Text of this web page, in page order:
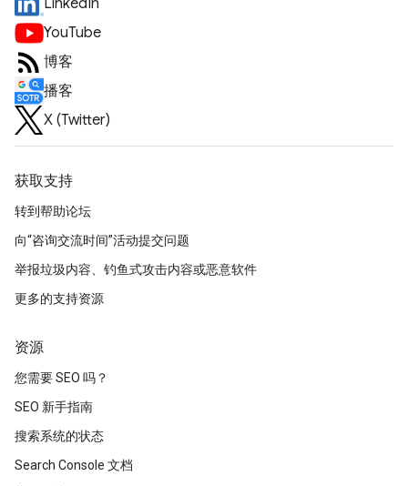
LinkedIn
YouTube
博客
播客
X (Twitter)
获取支持
转到帮助论坛
向“咨询交流时间”活动提交问题
举报垃圾内容、钓鱼式攻击内容或恶意软件
更多的支持资源
资源
您需要 SEO 吗？
SEO 新手指南
搜索系统的状态
Search Console 文档